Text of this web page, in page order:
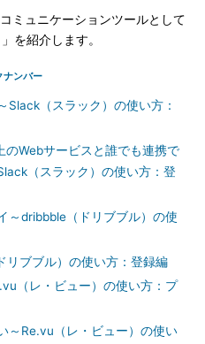
ミュニケーションツールとして
を紹介します。
ナンバー
Slack（スラック）の使い方：
Webサービスと誰でも連携で
（スラック）の使い方：登
～dribbble（ドリブブル）の使
リブブル）の使い方：登録編
（レ・ビュー）の使い方：プ
～Re.vu（レ・ビュー）の使い